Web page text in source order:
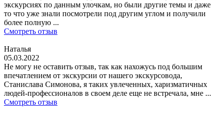
экскурсиях по данным улочкам, но были другие темы и даже
то что уже знали посмотрели под другим углом и получили
более полную ...
Смотреть отзыв
Наталья
05.03.2022
Не могу не оставить отзыв, так как нахожусь под большим
впечатлением от экскурсии от нашего экскурсовода,
Станислава Симонова, я таких увлеченных, харизматичных
людей-профессионалов в своем деле еще не встречала, мне ...
Смотреть отзыв